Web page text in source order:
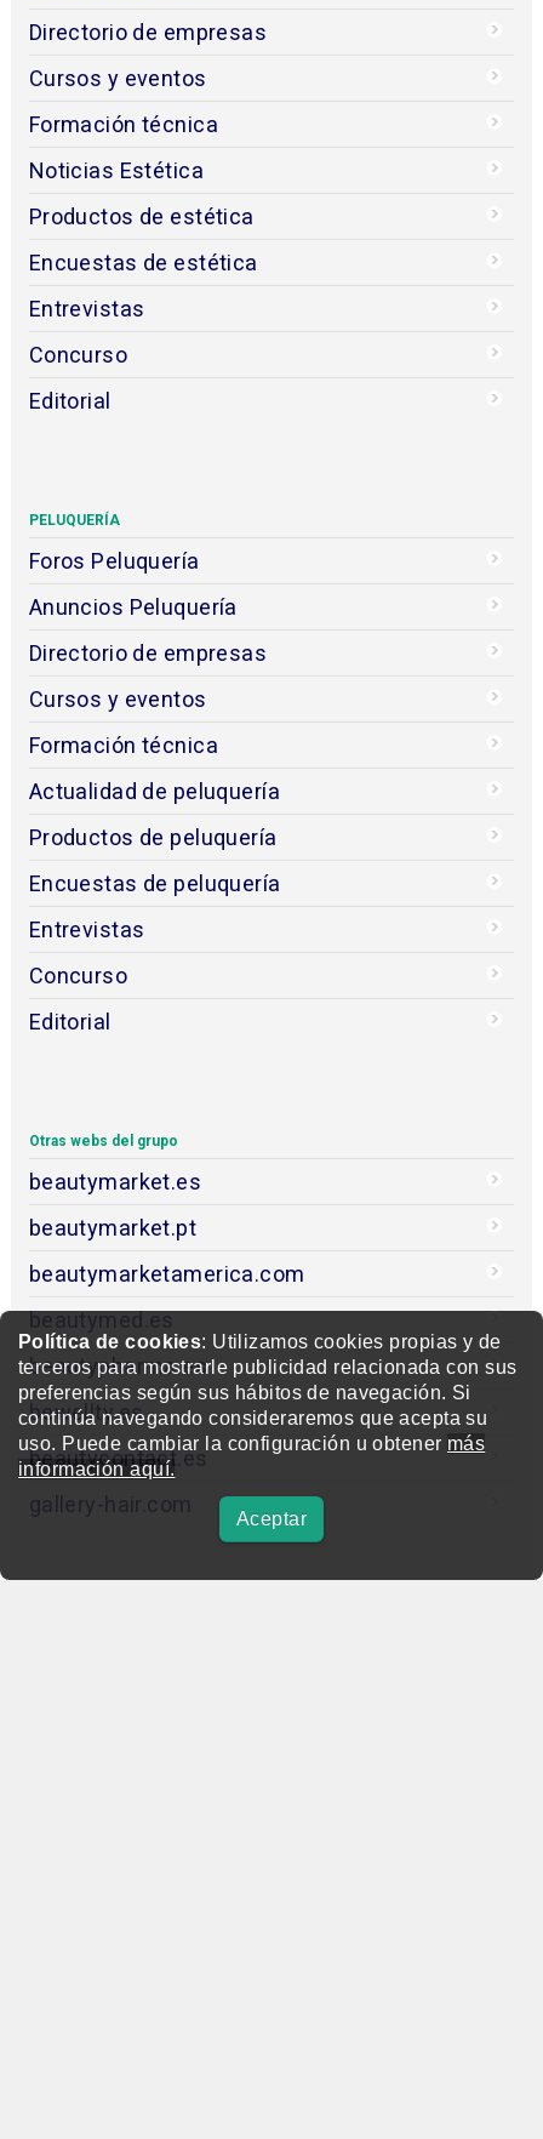
Política de cookies: Utilizamos cookies propias y de
terceros para mostrarle publicidad relacionada con sus
preferencias según sus hábitos de navegación. Si
continúa navegando consideraremos que acepta su
uso. Puede cambiar la configuración u obtener más
información aquí.
Aceptar
Directorio de empresas
Cursos y eventos
Formación técnica
Noticias Estética
Productos de estética
Encuestas de estética
Entrevistas
Concurso
Editorial
PELUQUERÍA
Foros Peluquería
Anuncios Peluquería
Directorio de empresas
Cursos y eventos
Formación técnica
Actualidad de peluquería
Productos de peluquería
Encuestas de peluquería
Entrevistas
Concurso
Editorial
Otras webs del grupo
beautymarket.es
beautymarket.pt
beautymarketamerica.com
beautymed.es
beautypharma.es
bewellty.es
beautycontact.es
gallery-hair.com